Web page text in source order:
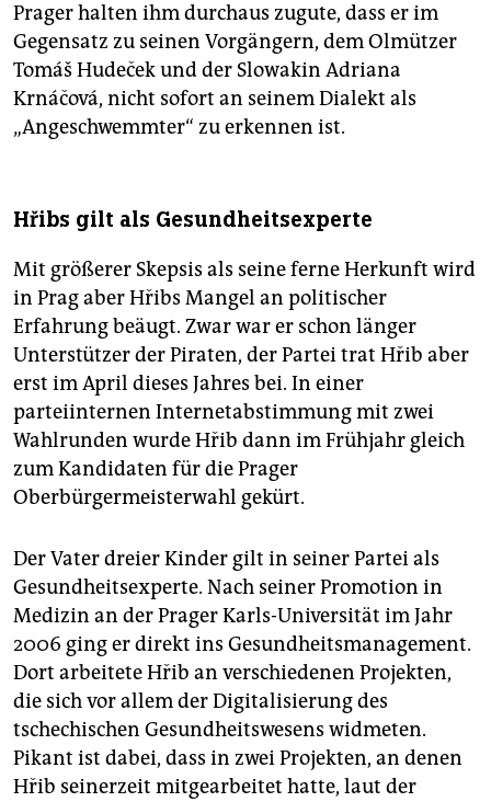
Prager halten ihm durchaus zugute, dass er im
Gegensatz zu seinen Vorgängern, dem Olmützer
Tomáš Hudeček und der Slowakin Adriana
Krnáčová, nicht sofort an seinem Dialekt als
„Angeschwemmter“ zu erkennen ist.
Hřibs gilt als Gesundheitsexperte
Mit größerer Skepsis als seine ferne Herkunft wird
in Prag aber Hřibs Mangel an politischer
Erfahrung beäugt. Zwar war er schon länger
Unterstützer der Piraten, der Partei trat Hřib aber
erst im April dieses Jahres bei. In einer
parteiinternen Internetabstimmung mit zwei
Wahlrunden wurde Hřib dann im Frühjahr gleich
zum Kandidaten für die Prager
Oberbürgermeisterwahl gekürt.
Der Vater dreier Kinder gilt in seiner Partei als
Gesundheitsexperte. Nach seiner Promotion in
Medizin an der Prager Karls-Universität im Jahr
2006 ging er direkt ins Gesundheitsmanagement.
Dort arbeitete Hřib an verschiedenen Projekten,
die sich vor allem der Digitalisierung des
tschechischen Gesundheitswesens widmeten.
Pikant ist dabei, dass in zwei Projekten, an denen
Hřib seinerzeit mit­gearbeitet hatte, laut der